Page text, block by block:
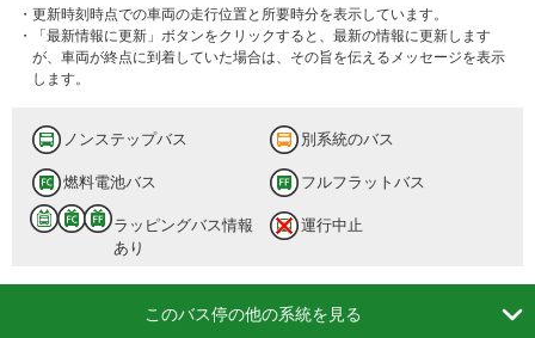
・更新時刻時点での車両の走行位置と所要時分を表示しています。
・「最新情報に更新」ボタンをクリックすると、最新の情報に更新します
が、車両が終点に到着していた場合は、その旨を伝えるメッセージを表示
します。
ノンステップバス 別系統のバス
燃料電池バス フルフラットバス
ラッピングバス情報
あり
運行中止
このバス停の他の系統を見る 